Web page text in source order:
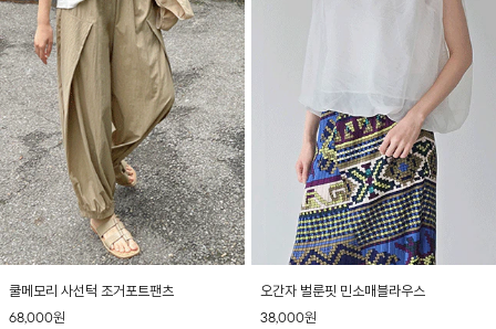
쿨메모리 사선턱 조거포트팬츠
68,000원
오간자 벌룬핏 민소매블라우스
38,000원